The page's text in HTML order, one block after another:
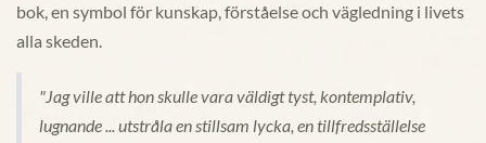
bok, en symbol för kunskap, förståelse och vägledning i livets
alla skeden.
"Jag ville att hon skulle vara väldigt tyst, kontemplativ,
lugnande ... utstråla en stillsam lycka, en tillfredsställelse